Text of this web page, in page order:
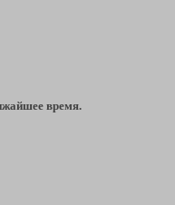
время.